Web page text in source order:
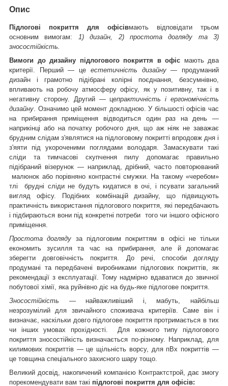
Опис
Підлогові покриття для офісівмають відповідати трьом
основним вимогам:
1) дизайн, 2) простота догляду та 3)
зносостійкість.
Вимоги до дизайну підлогового покриття в офіс мають два
критерії. Перший — це естетичність дизайну— продуманий
дизайн і грамотно підібрані колірні поєднання, безсумнівно,
впливають на робочу атмосферу офісу, як у позитивну, так і в
негативну сторону. Другий — цепрактичність і ергономічність
дизайну . Означимо цей момент докладною. У більшості офісів час
на прибирання приміщення відводиться один раз на день —
наприкінці або на початку робочого дня, що аж ніяк не заважає
брудним слідам з'являтися на підлоговому покритті впродовж дня і
з'яяти під укороченими поглядами володаря. Замаскувати такі
сліди та тимчасові скупчення пилу допомагає правильно
підібраний візерунок — наприклад, дрібний, часто повторюваний
малюнок або порівняно контрастні смужки. На такому «черебом»
тлі брудні сліди не будуть кидатися в очі, і псувати загальний
вигляд офісу. Подібних комбінацій дизайну, що підвищують
практичність використання підлогового покриття, які передбачають
і підбираються вони під конкретні потреби того чи іншого офісного
приміщення.
Простота догляду за підлоговим покриттям в офісі не тільки
економить зусилля та час на прибирання, але й допомагає
зберегти довговічність покриття. До речі, способи догляду
продумані та передбачені виробниками підлогових покриттів, як
рекомендації з експлуатації. Тому надмірно вдаватися до звичної
побутової хімії, яка руйнівно діє на будь-яке підлогове покриття.
Зносостійкість — найважливіший і, мабуть, найбільш
незрозумілий для звичайного споживача критеріїв. Саме він і
визначає, наскільки довго підлогове покриття протримається в тих
чи інших умовах прохідності. Для кожного типу підлогового
покриття зносостійкість визначається по-різному. Наприклад, для
килимових покриттів — це щільність ворсу, для пВх покриттів —
це товщина спеціального захисного шару тощо.
Великий досвід, накопичений компанією Контрактстрой, дає змогу
порекомендувати вам такі підлогові покриття для офісів: